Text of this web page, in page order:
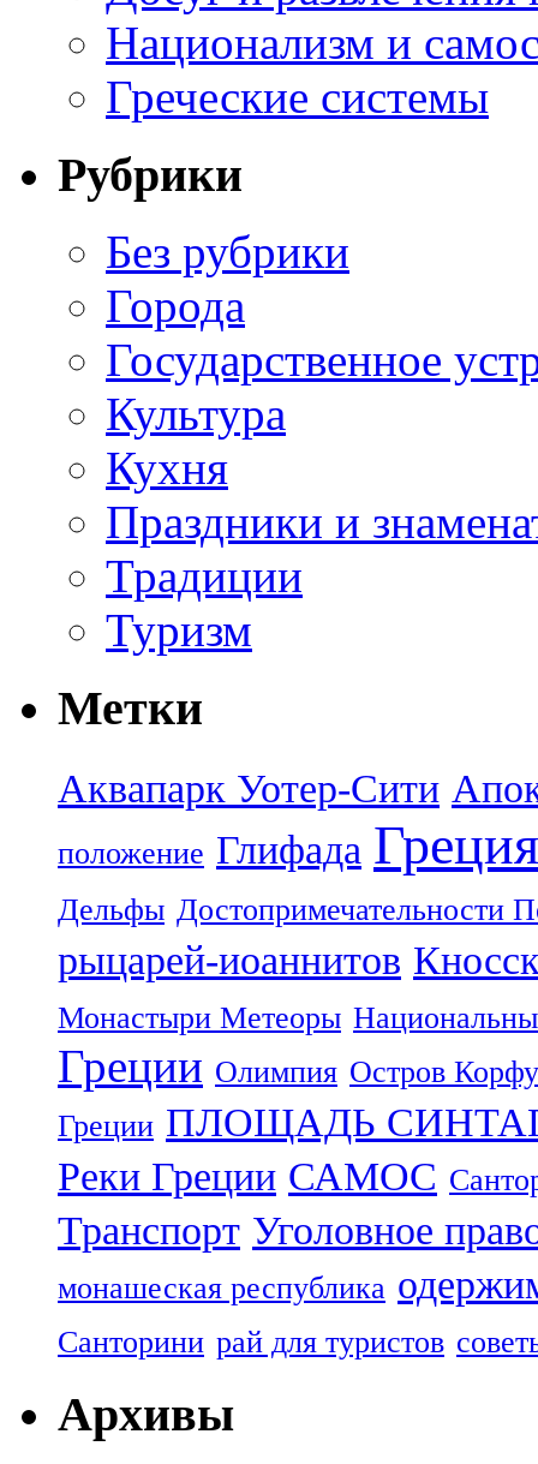
Национализм и
Греческие системы
Рубрики
Без рубрики
Города
Государственное
Культура
Кухня
Праздники и
Традиции
Туризм
Метки
Аквапарк Уотер-Сити
положение Глифада Греция
Дельфы Достопримечательности
рыцарей-иоаннитов
Монастыри Метеоры
Греции Олимпия Остров Корфу
Греции ПЛОЩАДЬ
Реки Греции САМОС
Транспорт Уголовное
монашеская республика
Санторини рай для туристов
Архивы